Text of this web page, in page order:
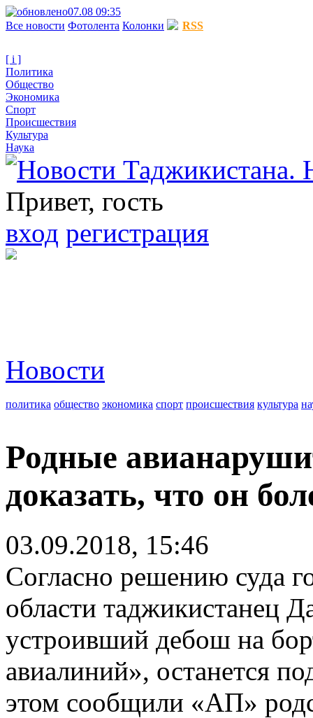
07.08 09:35
Все новости Фотолента Колонки RSS
[ i ]
Политика
Общество
Экономика
Спорт
Происшествия
Культура
Наука
Привет, гость
вход регистрация
Новости
политика общество экономика спорт происшествия культура
Родные
доказать, что он
03.09.2018, 15:46
Согласно решению суда
области таджикистанец
устроивший дебош на
авиалиний», останется
этом сообщили «АП»